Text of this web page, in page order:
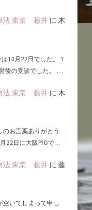
法 東京 藤井に 木
10月22日でした。１
後の受診でした。 …
法 東京 藤井に 木
お言葉ありがとう
22日に大阪PIOで…
法 東京 藤井に 藤
いてしまって申し